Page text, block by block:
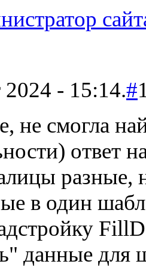
2024 - 15:14.#
не смогла
ответ
разные,
в один
данные для